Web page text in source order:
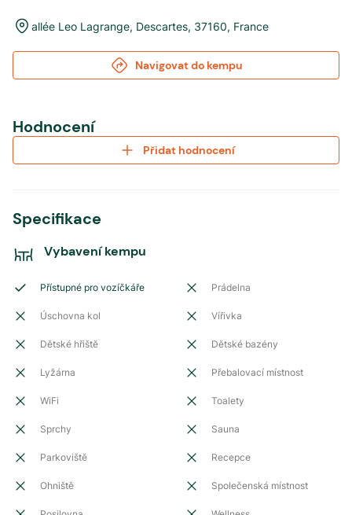
allée Leo Lagrange, Descartes, 37160, France
Navigovat do kempu
Hodnocení
Přidat hodnocení
Specifikace
Vybavení kempu
Přístupné pro vozíčkáře Prádelna
Úschovna kol Vířivka
Dětské hřiště Dětské bazény
Lyžárna Přebalovací místnost
WiFi Toalety
Sprchy Sauna
Parkoviště Recepce
Ohniště Společenská místnost